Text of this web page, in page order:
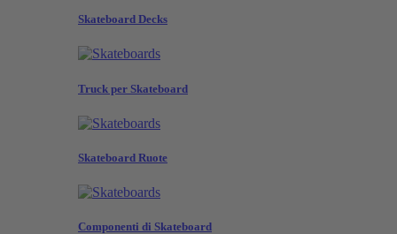
Skateboard Decks
Truck per Skateboard
Skateboard Ruote
Componenti di Skateboard